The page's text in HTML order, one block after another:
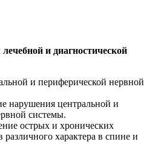
и диагностической
и периферической нервной
нарушения центральной и
системы.
острых и хронических
характера в спине и